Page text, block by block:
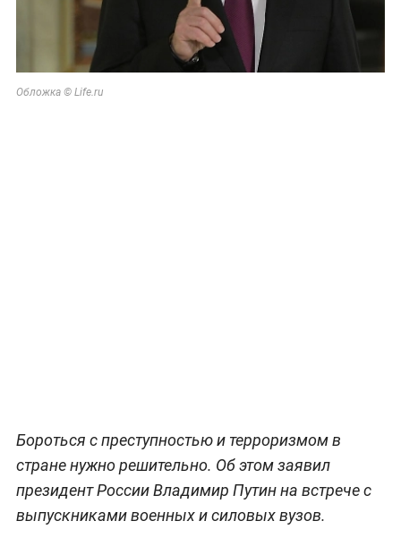
Обложка © Life.ru
Бороться с преступностью и терроризмом в
стране нужно решительно. Об этом заявил
президент России Владимир Путин на встрече с
выпускниками военных и силовых вузов.